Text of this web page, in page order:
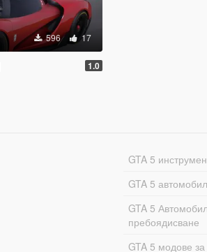
596 17
1.0
GTA 5
GTA 5
GTA 5
пребоядисване
GTA 5 модове